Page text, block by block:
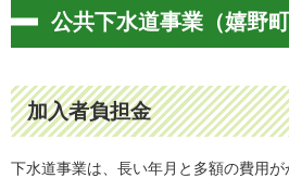
公共下水道事業（嬉野町
加入者負担金
下水道事業は、長い年月と多額の費用